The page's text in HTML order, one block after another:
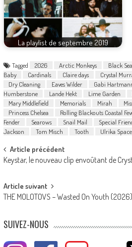
La playlist de septembre 2019
Tagged 2026 Arctic Monkeys Black
Baby
Cardinals Claire days Crystal
Dry Cleaning
Eaves Wilder Gabi
Humberstone
Lande Hekt Lime Garden
Mary Middlefield
Memorials Mirah
Princess Chelsea
Rolling Blackouts Coastal
Fender
Searows Snail Mail Special
Jackson
Tom Misch Tooth Ulrika
Post
navigation
Article précédent
Keystar, le nouveau clip envoûtant de
Article suivant
THE MOLOTOVS – Wasted On Youth (2026)
SUIVEZ-NOUS